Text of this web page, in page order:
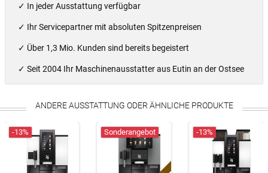
✓ In jeder Ausstattung verfügbar
✓ Ihr Servicepartner mit absoluten Spitzenpreisen
✓ Über 1,3 Mio. Kunden sind bereits begeistert
✓ Seit 2004 Ihr Maschinenausstatter aus Eutin an der Ostsee
ANDERE AUSSTATTUNG ODER ÄHNLICHE PRODUKTE
-13% Sonderangebot -13%